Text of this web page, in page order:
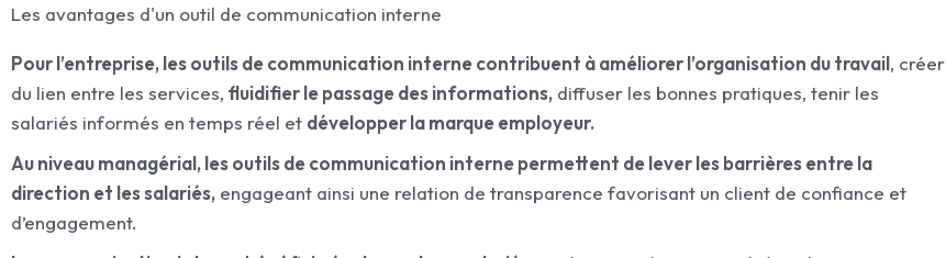
Les avantages d'un outil de communication interne
Pour l’entreprise, les outils de communication interne contribuent à améliorer l’organisation du travail, créer
du lien entre les services, fluidifier le passage des informations, diffuser les bonnes pratiques, tenir les
salariés informés en temps réel et développer la marque employeur.
Au niveau managérial, les outils de communication interne permettent de lever les barrières entre la
direction et les salariés, engageant ainsi une relation de transparence favorisant un client de confiance et
d’engagement.